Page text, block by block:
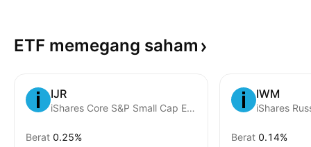
ETF memegang saham
IJR
iShares Core S&P Small Cap ETF
Berat 0.25%
IWM
iShares
Berat 0.14%